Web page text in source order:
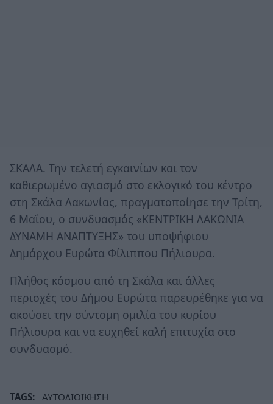
ΣΚΑΛΑ. Την τελετή εγκαινίων και τον
καθιερωμένο αγιασμό στο εκλογικό του κέντρο
στη Σκάλα Λακωνίας, πραγματοποίησε την Τρίτη,
6 Μαΐου, ο συνδυασμός «ΚΕΝΤΡΙΚΗ ΛΑΚΩΝΙΑ
ΔΥΝΑΜΗ ΑΝΑΠΤΥΞΗΣ» του υποψήφιου
Δημάρχου Ευρώτα Φίλιππου Πήλιουρα.
Πλήθος κόσμου από τη Σκάλα και άλλες
περιοχές του Δήμου Ευρώτα παρευρέθηκε για να
ακούσει την σύντομη ομιλία του κυρίου
Πήλιουρα και να ευχηθεί καλή επιτυχία στο
συνδυασμό.
TAGS: ΑΥΤΟΔΙΟΙΚΗΣΗ